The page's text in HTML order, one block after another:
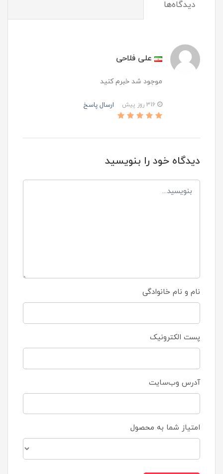
دیدگاه‌ها
علی فلاحی
موجود شد خبرم کنید
ارسال پاسخ
دیدگاه خود را بنویسید
نام و نام خانوادگی
پست الکترونیک
آدرس وب‌سایت
امتیاز شما به محصول